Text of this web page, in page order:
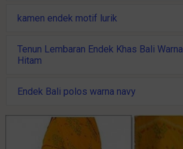
kamen endek motif lurik
Tenun Lembaran Endek Khas Bali Warna
Hitam
Endek Bali polos warna navy